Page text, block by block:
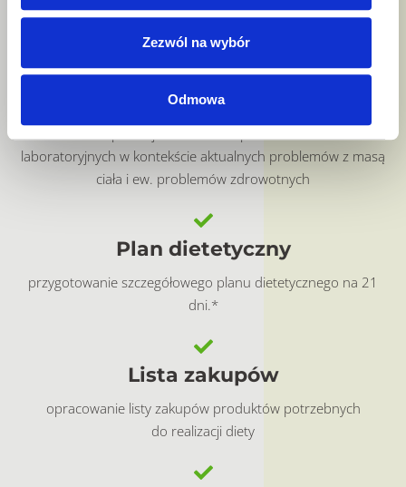
Zezwól na wybór
Odmowa
analizę nawyków żywieniowych i stylu życia mogących mieć
Analiza badań
laboratoryjnych w kontekście aktualnych problemów z masą
ciała i ew. problemów zdrowotnych
Plan dietetyczny
przygotowanie szczegółowego planu dietetycznego na 21
dni.*
Lista zakupów
opracowanie listy zakupów produktów potrzebnych
do realizacji diety